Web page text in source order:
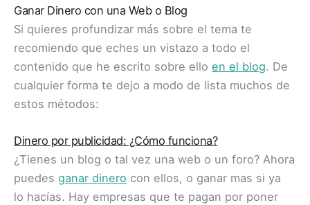
Ganar Dinero con una Web o Blog
Si quieres profundizar más sobre el tema te
recomiendo que eches un vistazo a todo el
contenido que he escrito sobre ello en el blog. De
cualquier forma te dejo a modo de lista muchos de
estos métodos:
Dinero por publicidad: ¿Cómo funciona?
¿Tienes un blog o tal vez una web o un foro? Ahora
puedes ganar dinero con ellos, o ganar mas si ya
lo hacías. Hay empresas que te pagan por poner